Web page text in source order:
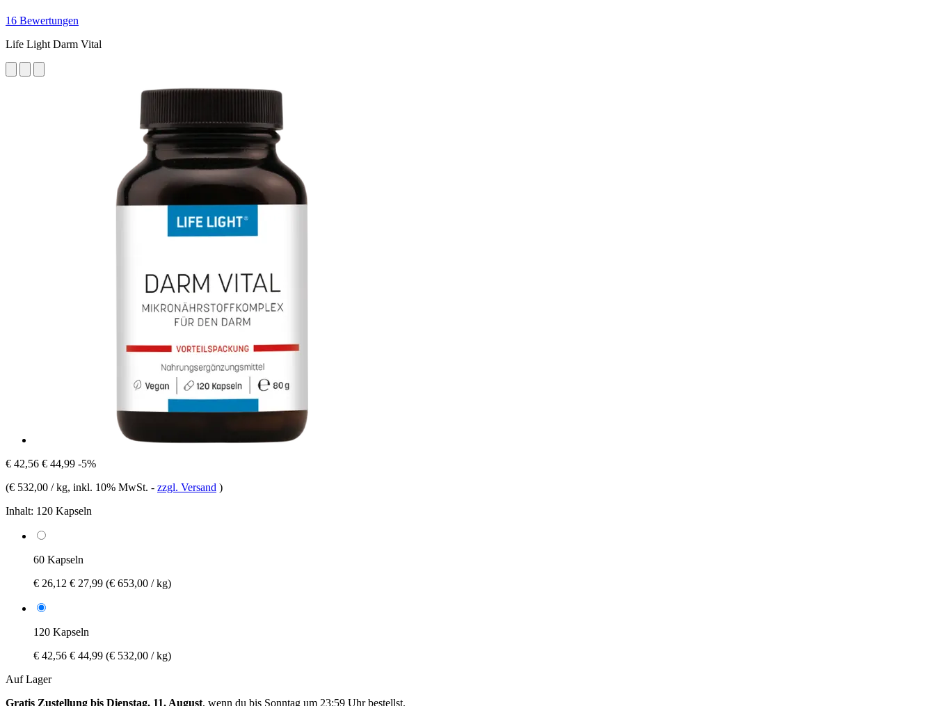
16 Bewertungen
Life Light Darm Vital
€ 42,56 € 44,99 -5%
(€ 532,00 / kg, inkl. 10% MwSt. - zzgl. Versand )
Inhalt: 120 Kapseln
60 Kapseln
€ 26,12 € 27,99 (€ 653,00 / kg)
120 Kapseln
€ 42,56 € 44,99 (€ 532,00 / kg)
Auf Lager
Gratis Zustellung bis Dienstag, 11. August, wenn du bis Sonntag um 23:59 Uhrbestellst.